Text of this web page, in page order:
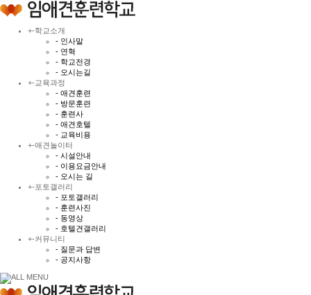
+-학교소개
- 인사말
- 연혁
- 학교전경
- 오시는길
+- 교육과정
- 애견훈련
- 방문훈련
- 훈련사
- 애견호텔
- 교육비용
+-애견놀이터
- 시설안내
- 이용요금안내
- 오시는 길
+-포토갤러리
- 포토갤러리
- 훈련사진
- 동영상
- 호텔견갤러리
+-커뮤니티
- 질문과 답변
- 공지사항